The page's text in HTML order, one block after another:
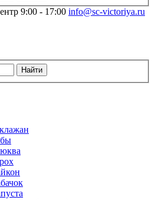
9:00 - 17:00 info@sc-victoriya.ru